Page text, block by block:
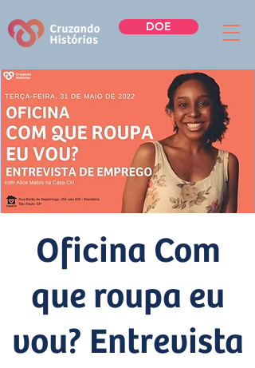
DOE
Oficina Com
que roupa eu
vou? Entrevista